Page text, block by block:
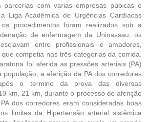
com varias empresas púbicas e
Liga Acadêmica de Urgências Cardíacas
os procedimentos foram realizados sob a
de enfermagem da Uninassau, os
entre profissionais e amadores,
competia nas três categorias da corrida.
foi aferida as pressões arteriais (PA)
população, a aferição da PA dos corredores
o termino da prova das diversas
km, 21 km, durante o processo de aferição
dos corredores eram consideradas boas
limites da Hipertensão arterial sistêmica